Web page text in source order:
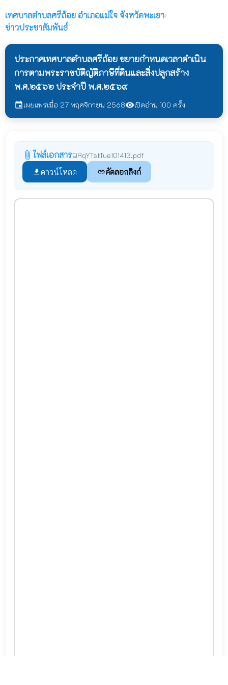
เทศบาลตำบลศรีถ้อย อำเภอแม่ใจ จังหวัดพะเยา›
ข่าวประชาสัมพันธ์
ประกาศเทศบาลตำบลศรีถ้อย ขยายกำหนดเวลาดำเนิน
การตามพระราชบัติญัติภาษีที่ดินและสิ่งปลูกสร้าง
พ.ศ.๒๕๖๒ ประจำปี พ.ศ.๒๕๖๙
eventเผยแพร่เมื่อ 27 พฤศจิกายน 2568visibilityเปิดอ่าน 100 ครั้ง
attach_file ไฟล์เอกสารQRqYTstTue101413.pdf
file_download ดาวน์โหลด linkคัดลอกลิงก์